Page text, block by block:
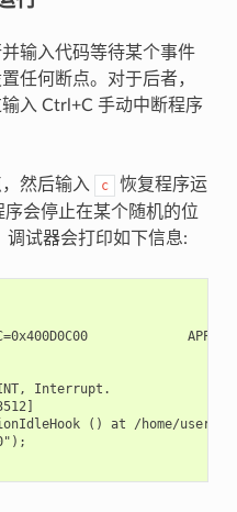
输入代码等待某个事件
任何断点。对于后者，
入 Ctrl+C 手动中断程序
然后输入 c
恢复程序运
会停止在某个随机的位
调试器会打印如下信息:
Interrupt.
() at /home/user-